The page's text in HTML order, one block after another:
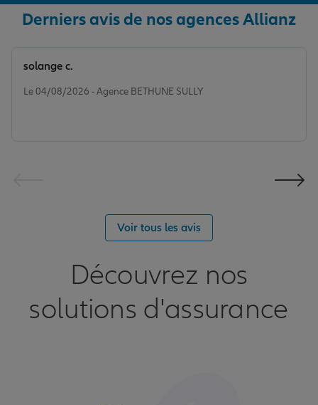
Derniers avis de nos agences Allianz
Le 04/08/2026 - Agence BETHUNE SULLY
solange c.
Voir tous les avis
Découvrez nos
solutions d'assurance